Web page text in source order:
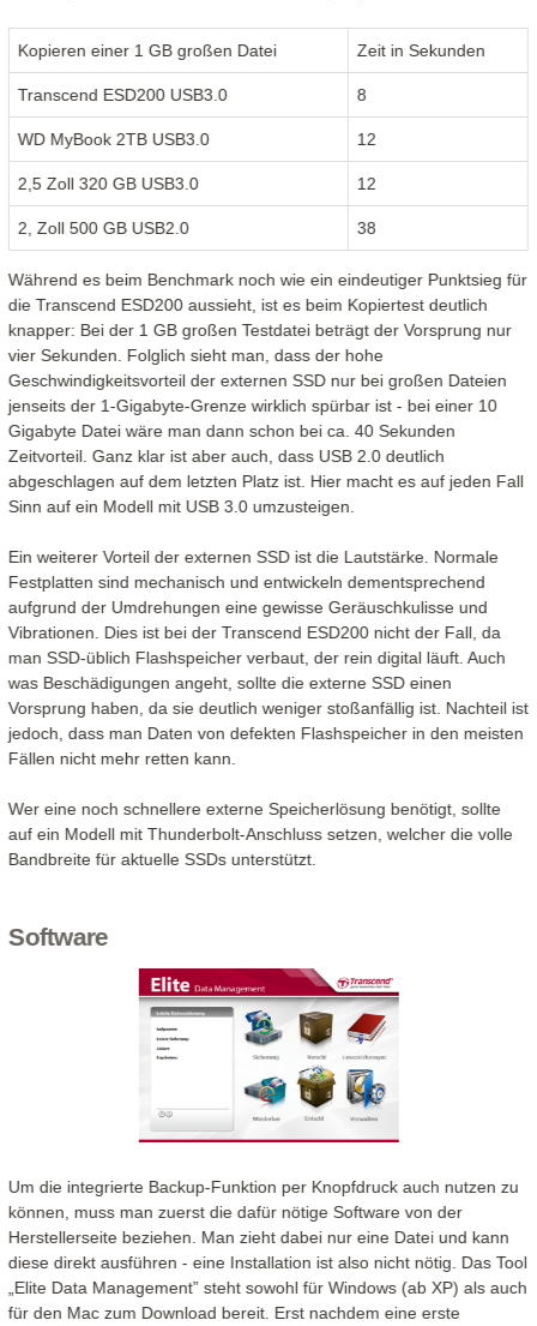
Kopieren einer 1 GB großen Datei Zeit in Sekunden
Transcend ESD200 USB3.0 8
WD MyBook 2TB USB3.0 12
2,5 Zoll 320 GB USB3.0 12
2, Zoll 500 GB USB2.0 38
Während es beim Benchmark noch wie ein eindeutiger Punktsieg für
die Transcend ESD200 aussieht, ist es beim Kopiertest deutlich
knapper: Bei der 1 GB großen Testdatei beträgt der Vorsprung nur
vier Sekunden. Folglich sieht man, dass der hohe
Geschwindigkeitsvorteil der externen SSD nur bei großen Dateien
jenseits der 1-Gigabyte-Grenze wirklich spürbar ist - bei einer 10
Gigabyte Datei wäre man dann schon bei ca. 40 Sekunden
Zeitvorteil. Ganz klar ist aber auch, dass USB 2.0 deutlich
abgeschlagen auf dem letzten Platz ist. Hier macht es auf jeden Fall
Sinn auf ein Modell mit USB 3.0 umzusteigen.
Ein weiterer Vorteil der externen SSD ist die Lautstärke. Normale
Festplatten sind mechanisch und entwickeln dementsprechend
aufgrund der Umdrehungen eine gewisse Geräuschkulisse und
Vibrationen. Dies ist bei der Transcend ESD200 nicht der Fall, da
man SSD-üblich Flashspeicher verbaut, der rein digital läuft. Auch
was Beschädigungen angeht, sollte die externe SSD einen
Vorsprung haben, da sie deutlich weniger stoßanfällig ist. Nachteil ist
jedoch, dass man Daten von defekten Flashspeicher in den meisten
Fällen nicht mehr retten kann.
Wer eine noch schnellere externe Speicherlösung benötigt, sollte
auf ein Modell mit Thunderbolt-Anschluss setzen, welcher die volle
Bandbreite für aktuelle SSDs unterstützt.
Software
Um die integrierte Backup-Funktion per Knopfdruck auch nutzen zu
können, muss man zuerst die dafür nötige Software von der
Herstellerseite beziehen. Man zieht dabei nur eine Datei und kann
diese direkt ausführen - eine Installation ist also nicht nötig. Das Tool
„Elite Data Management” steht sowohl für Windows (ab XP) als auch
für den Mac zum Download bereit. Erst nachdem eine erste